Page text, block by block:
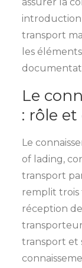
introduction
transport
les
Le
: rôle
Le
of lading,
transport
remplit trois
réception
transport et